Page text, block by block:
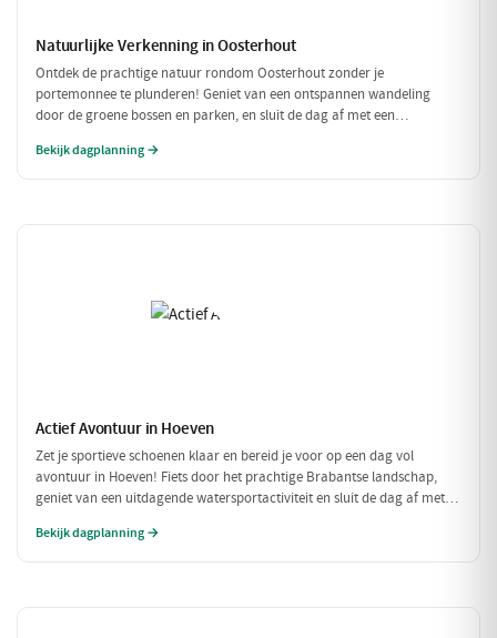
Natuurlijke Verkenning in Oosterhout
Ontdek de prachtige natuur rondom Oosterhout zonder je
portemonnee te plunderen! Geniet van een ontspannen wandeling
door de groene bossen en parken, en sluit de dag af met een
vrienden of gezin!
Bekijk dagplanning →
Actief Avontuur in Hoeven
Zet je sportieve schoenen klaar en bereid je voor op een dag vol
avontuur in Hoeven! Fiets door het prachtige Brabantse landschap,
geniet van een uitdagende watersportactiviteit en sluit de dag af met
zijn in de natuur!
Bekijk dagplanning →